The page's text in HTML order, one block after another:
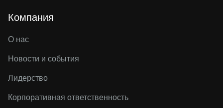
Компания
О нас
Новости и события
Лидерство
Корпоративная ответственность